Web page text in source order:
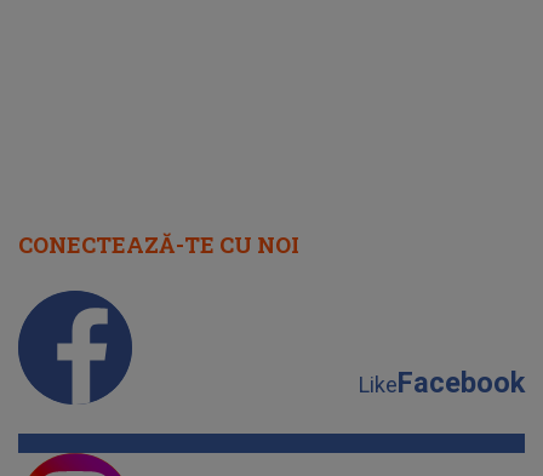
CONECTEAZĂ-TE CU NOI
LikeFacebook